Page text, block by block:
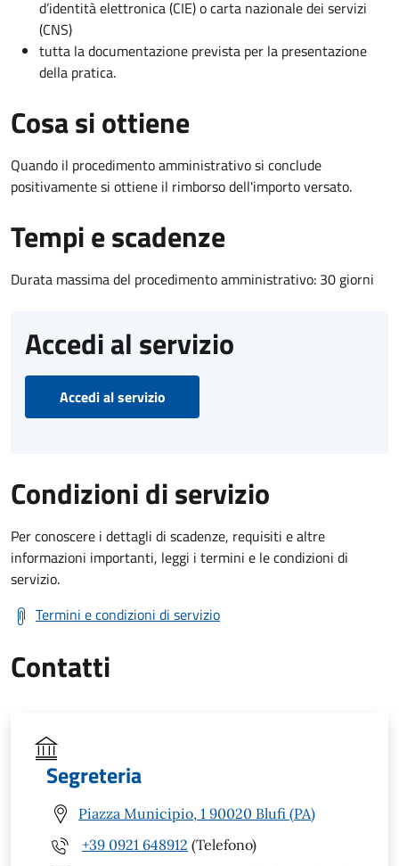
d’identità elettronica (CIE) o carta nazionale dei servizi
(CNS)
tutta la documentazione prevista per la presentazione
della pratica.
Cosa si ottiene
Quando il procedimento amministrativo si conclude
positivamente si ottiene il rimborso dell'importo versato.
Tempi e scadenze
Durata massima del procedimento amministrativo: 30 giorni
Accedi al servizio
Accedi al servizio
Condizioni di servizio
Per conoscere i dettagli di scadenze, requisiti e altre
informazioni importanti, leggi i termini e le condizioni di
servizio.
Termini e condizioni di servizio
Contatti
Segreteria
Piazza Municipio, 1 90020 Blufi (PA)
+39 0921 648912 (Telefono)